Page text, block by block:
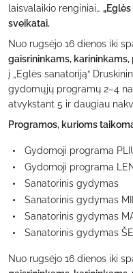
laisvalaikio renginiai…
sveikatai.
Nuo rugsėjo 16 dienos iki
gaisrininkams,
į „Eglės sanatoriją“
gydomųjų programų 2–4
atvykstant 5 ir daugiau
Programos, kurioms
Gydomoji programa
Gydomoji programa
Sanatorinis gydymas
Sanatorinis gydymas
Sanatorinis gydymas
Sanatorinis gydymas
Nuo rugsėjo 16 dienos iki